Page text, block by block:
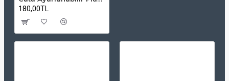
180,00TL